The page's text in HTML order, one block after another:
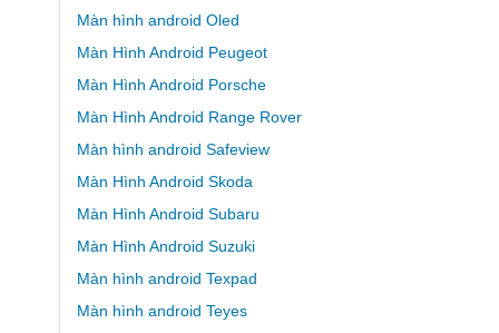
Màn hình android Oled
Màn Hình Android Peugeot
Màn Hình Android Porsche
Màn Hình Android Range Rover
Màn hình android Safeview
Màn Hình Android Skoda
Màn Hình Android Subaru
Màn Hình Android Suzuki
Màn hình android Texpad
Màn hình android Teyes